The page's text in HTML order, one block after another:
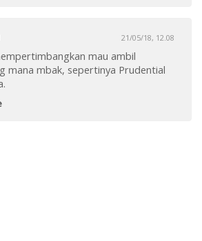
21/05/18, 12.08
mau ambil
mana mbak, sepertinya Prudential